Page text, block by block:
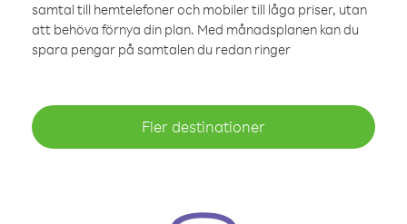
samtal till hemtelefoner och mobiler till låga priser, utan
att behöva förnya din plan. Med månadsplanen kan du
spara pengar på samtalen du redan ringer
Fler destinationer